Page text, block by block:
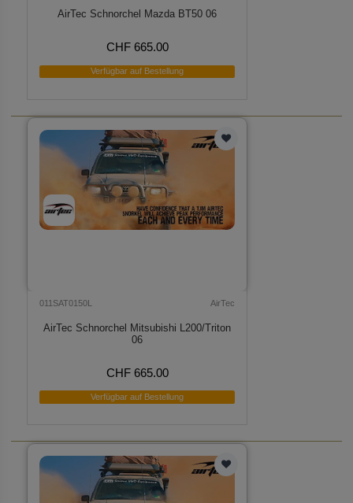
AirTec Schnorchel Mazda BT50 06
CHF 665.00
Verfügbar auf Bestellung
011SAT0150L AirTec
AirTec Schnorchel Mitsubishi L200/Triton
06
CHF 665.00
Verfügbar auf Bestellung